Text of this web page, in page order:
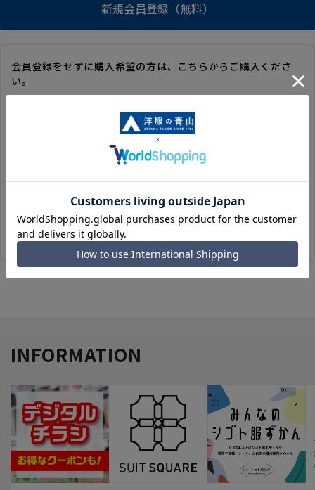
新規会員登録（無料）
会員登録をせずに購入希望の方は、こちらからご購入くださ
い。
毎回のご注文時に入力いただく必要があります。
※洋服の青山オンラインストアのポイントは付与されません。
また、ゲスト購入後の会員情報統合・ポイントの付与は、対応
※購入履歴の確認、領収書の発行、キャンセル手続きはご利用
いただけません。
INFORMATION